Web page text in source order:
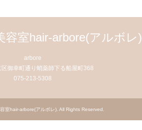
容室hair-arbore(アルボレ)
arbore
区御幸町通り蛸薬師下る船屋町368
075-213-5308
室hair-arbore(アルボレ). All Rights Reserved.